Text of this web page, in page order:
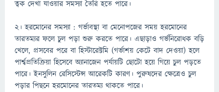
ত্বক দেখা যাওয়ার সমস্যা তৈরি হতে পারে।
২। হরমোনের সমস্যা : গর্ভাবস্থা বা মেনোপজের সময় হরমোনের
তারতম্যর ফলে চুল পড়া শুরু করতে পারে। এছাড়াও গর্ভনিরোধক বড়ি
খেলে, প্রসবের পরে বা হিস্টারেক্টমি (গর্ভাশয় কেটে বাদ দেওয়া) হলে
পার্শ্বপ্রতিক্রিয়া হিসেবে অ্যানাজেন পর্যায়টি ছোটো হয়ে গিয়ে চুল পড়তে
পারে। ইনসুলিন রেসিস্টেন্স আরেকটি কারণ। পুরুষদের ক্ষেত্রেও চুল
পড়ার পিছনে হরমোনের তারতম্য থাকতে পারে।